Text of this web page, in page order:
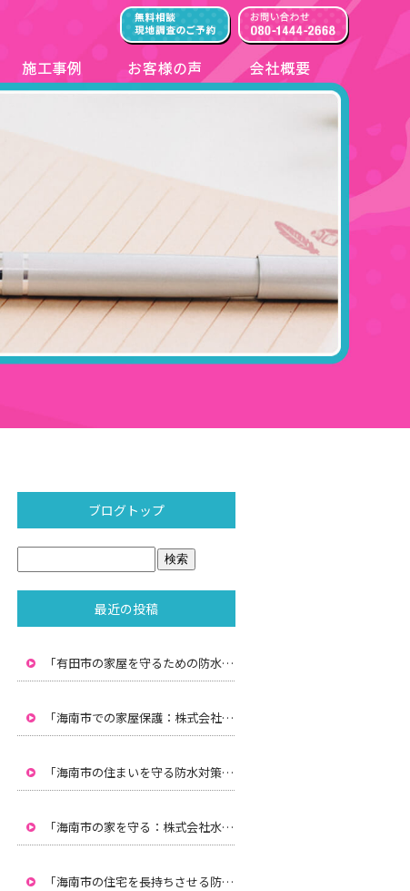
ブログトップ
最近の投稿
「有田市の家屋を守るための防水対策：株式会社水間の専門技術」
「海南市での家屋保護：株式会社水間による雨漏り防止と防水対策」
「海南市の住まいを守る防水対策：株式会社水間のプロフェッショナルサービス」
「海南市の家を守る：株式会社水間による防水工事と雨漏りの解決策」
「海南市の住宅を長持ちさせる防水と雨漏り対策：株式会社水間の解決策」